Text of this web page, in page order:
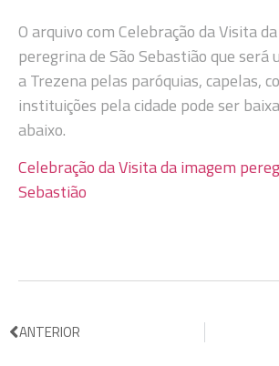
O arquivo com Celebração da Visita
peregrina de São Sebastião que
a Trezena pelas paróquias, capelas,
instituições pela cidade pode ser
abaixo.
Celebração da Visita da imagem
Sebastião
ANTERIOR